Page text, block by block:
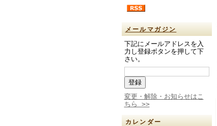
メールマガジン
下記にメールアドレスを入
力し登録ボタンを押して下
さい。
変更・解除・お知らせはこ
ちら >>
カレンダー